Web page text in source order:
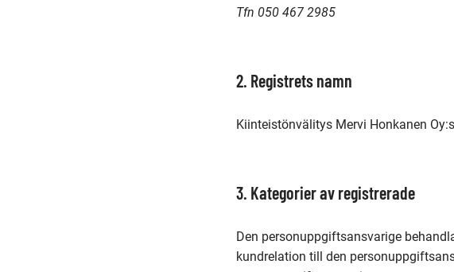
Tfn 050 467 2985
2. Registrets namn
Kiinteistönvälitys Mervi Honkanen
3. Kategorier av registrerade
Den personuppgiftsansvarige
kundrelation till den